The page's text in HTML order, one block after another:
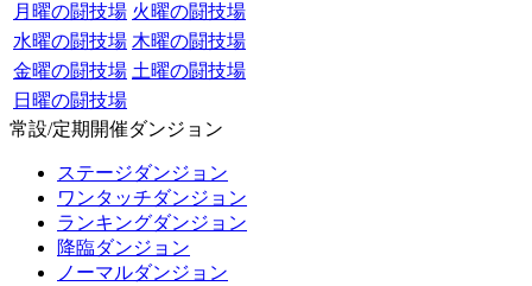
月曜の闘技場 火曜の闘技場
水曜の闘技場 木曜の闘技場
金曜の闘技場 土曜の闘技場
日曜の闘技場
常設/定期開催ダンジョン
ステージダンジョン
ワンタッチダンジョン
ランキングダンジョン
降臨ダンジョン
ノーマルダンジョン